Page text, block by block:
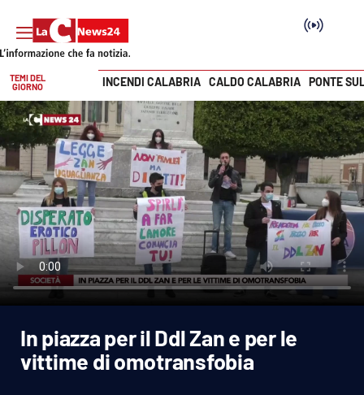
SEZIONI
Cronaca
Politica
Attualità
Economia e lavoro
Italia Mondo
Vai
TEMI DEL
GIORNO
INCENDI CALABRIA CALDO CALABRIA PONTE
In piazza per il Ddl Zan e per le
vittime di omotransfobia